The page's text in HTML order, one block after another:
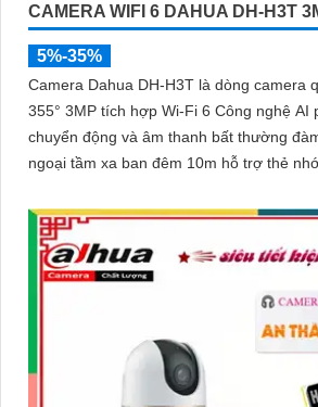
CAMERA WIFI 6 DAHUA DH-H3T
5%-35%
Camera Dahua DH-H3T là dòng camera
355° 3MP tích hợp Wi-Fi 6 Công nghệ AI
chuyển động và âm thanh bất thường
ngoại tầm xa ban đêm 10m hỗ trợ thẻ